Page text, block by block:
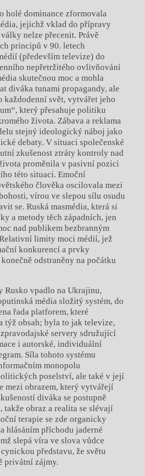
holé dominance zformovala
jejichž vklad do přípravy
nelze přecenit. Právě
principů v 90. letech
(především televize) do
nepřetržitého ovlivňování
skutečnou moc a mohla
diváka tunami propagandy, ale
každodenní svět, vytvářet jeho
který přesahuje politiku
života. Zábava a reklama
stejný ideologický náboj jako
debaty. V situaci společenské
zkušenost ztráty kontroly nad
proměnila v pasivní pozici
této situaci. Emoční
člověka oscilovala mezi
vírou ve slepou sílu osudu
se. Ruská masmédia, která si
a metody těch západních, jen
nad publikem bezbranným
limity moci médií, jež
konkurencí a prvky
odstraněny na počátku
Rusko vpadlo na Ukrajinu,
média složitý systém, do
řada platforem, které
týž obsah; byla to jak televize,
servery sdružující
i autorské, individuální
Síla tohoto systému
monopolu
poselství, ale také v její
mezi obrazem, který vytvářejí
diváka se postupně
takže obraz a realita se slévají
terapie se zde organicky
hlásáním příchodu jaderné
slepá víra ve slova vůdce
představu, že světu
privátní zájmy.